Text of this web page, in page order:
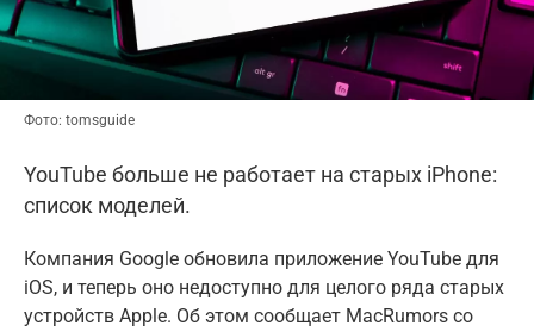
Фото: tomsguide
YouTube больше не работает на старых iPhone:
список моделей.
Компания Google обновила приложение YouTube для
iOS, и теперь оно недоступно для целого ряда старых
устройств Apple. Об этом сообщает MacRumors со